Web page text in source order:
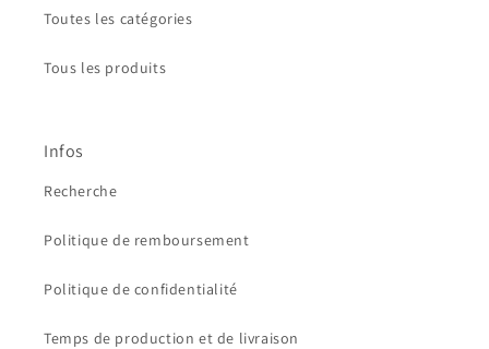
Toutes les catégories
Tous les produits
Infos
Recherche
Politique de remboursement
Politique de confidentialité
Temps de production et de livraison